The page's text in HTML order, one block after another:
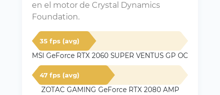
en el motor de Crystal Dynamics
Foundation.
35 fps (avg)
MSI GeForce RTX 2060 SUPER VENTUS GP OC
47 fps (avg)
ZOTAC GAMING GeForce RTX 2080 AMP